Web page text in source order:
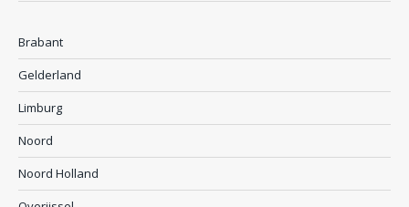
Brabant
Gelderland
Limburg
Noord
Noord Holland